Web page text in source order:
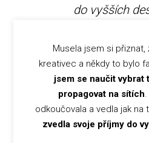
do vyšších
Musela jsem si
kreativec a někdy to bylo
jsem se naučit vybrat
propagovat na sítích
odkoučovala a vedla jak na
zvedla svoje příjmy do